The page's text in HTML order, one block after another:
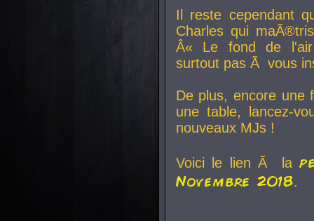
Il reste cependant
Charles qui
Â« Le fond de
surtout pas Ã vous
De plus, encore une
une table, lancez-
nouveaux MJs !
Voici le lien Ã la
Novembre 2018.